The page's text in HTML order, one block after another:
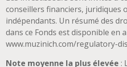
conseillers financiers, juridiques
indépendants. Un résumé des
dans ce Fonds est disponible en
www.muzinich.com/regulatory-
Note moyenne la plus élevée :